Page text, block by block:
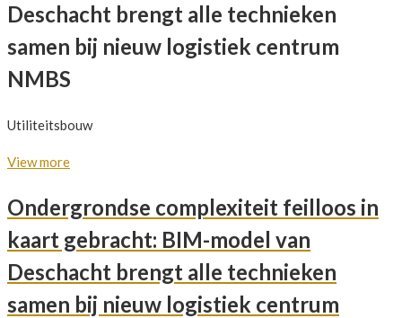
Deschacht brengt alle technieken
samen bij nieuw logistiek centrum
NMBS
Utiliteitsbouw
View more
Ondergrondse complexiteit feilloos in
kaart gebracht: BIM-model van
Deschacht brengt alle technieken
samen bij nieuw logistiek centrum